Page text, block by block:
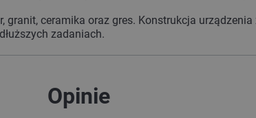
ceramika oraz gres. Konstrukcja
zadaniach.
Opinie